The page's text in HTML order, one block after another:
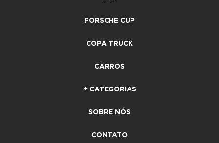
PORSCHE CUP
COPA TRUCK
CARROS
+ CATEGORIAS
SOBRE NÓS
CONTATO